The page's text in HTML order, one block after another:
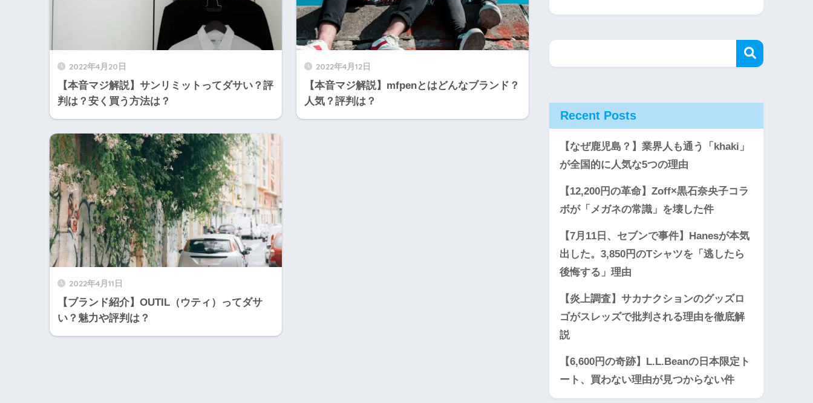
2022年4月20日
【本音マジ解説】サンリミットってダサい？評
判は？安く買う方法は？
2022年4月12日
【本音マジ解説】mfpenとはどんなブランド？
人気？評判は？
2022年4月11日
【ブランド紹介】OUTIL（ウティ）ってダサ
い？魅力や評判は？
Recent Posts
【なぜ鹿児島？】業界人も通う「khaki」
が全国的に人気な5つの理由
【12,200円の革命】Zoff×黒石奈央子コラ
ボが「メガネの常識」を壊した件
【7月11日、セブンで事件】Hanesが本気
出した。3,850円のTシャツを「逃したら
後悔する」理由
【炎上調査】サカナクションのグッズロ
ゴがスレッズで批判される理由を徹底解
説
【6,600円の奇跡】L.L.Beanの日本限定ト
ート、買わない理由が見つからない件